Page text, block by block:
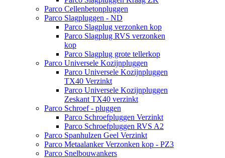
Parco Cellenbetonpluggen
Parco Slagpluggen - ND
Parco Slagplug verzonken kop
Parco Slagplug RVS verzonken
kop
Parco Slagplug grote tellerkop
Parco Universele Kozijnpluggen
Parco Universele Kozijnpluggen
TX40 Verzinkt
Parco Universele Kozijnpluggen
Zeskant TX40 verzinkt
Parco Schroef - pluggen
Parco Schroefpluggen Verzinkt
Parco Schroefpluggen RVS A2
Parco Spanhulzen Geel Verzinkt
Parco Metaalanker Verzonken kop - PZ3
Parco Snelbouwankers